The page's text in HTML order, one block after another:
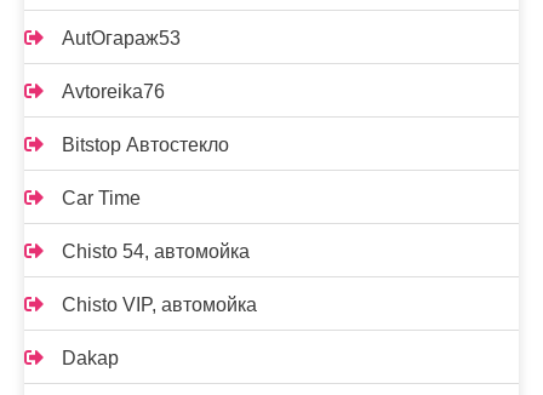
AutOгараж53
Avtoreika76
Bitstop Автостекло
Car Time
Chisto 54, автомойка
Chisto VIP, автомойка
Dakap